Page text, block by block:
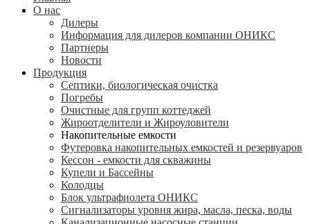
О нас
Дилеры
Информация для дилеров компании ОНИКС
Партнеры
Новости
Продукция
Септики, биологическая очистка
Погребы
Очистные для групп коттеджей
Жироотделители и Жироуловители
Накопительные емкости
Футеровка накопительных емкостей и резервуаров
Кессон - емкости для скважины
Купели и Бассейны
Колодцы
Блок ультрафиолета ОНИКС
Сигнализаторы уровня жира, масла, песка, воды